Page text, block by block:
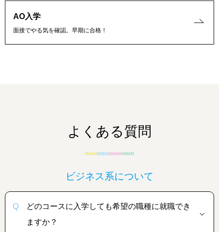
AO入学
面接でやる気を確認。早期に合格！
よくある質問
ビジネス系について
どのコースに入学しても希望の職種に就職でき
ますか？